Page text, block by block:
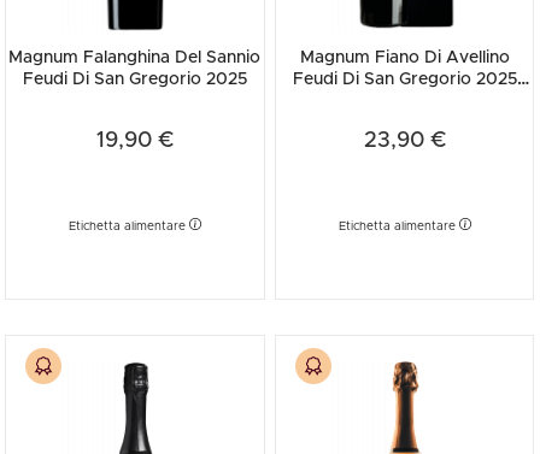
Magnum Falanghina Del Sannio
Feudi Di San Gregorio 2025
19,90 €
Etichetta alimentare
Magnum Fiano Di Avellino
Feudi Di San Gregorio 2025
23,90 €
Etichetta alimentare